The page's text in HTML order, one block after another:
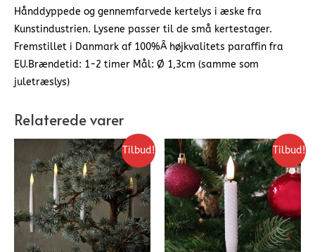
Hånddyppede og gennemfarvede kertelys i æske fra
Kunstindustrien. Lysene passer til de små kertestager.
Fremstillet i Danmark af 100%Â højkvalitets paraffin fra
EU.Brændetid: 1-2 timer Mål: Ø 1,3cm (samme som
juletræslys)
Relaterede varer
Tilbud! Tilbud!